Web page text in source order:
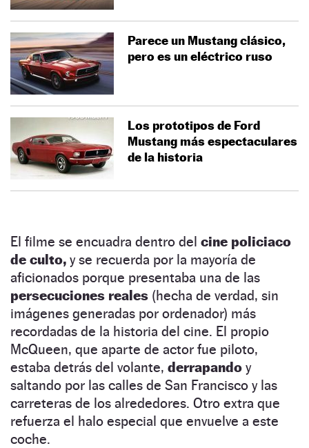
Parece un Mustang clásico,
pero es un eléctrico ruso
Los prototipos de Ford
Mustang más espectaculares
de la historia
El filme se encuadra dentro del cine policiaco
de culto, y se recuerda por la mayoría de
aficionados porque presentaba una de las
persecuciones reales (hecha de verdad, sin
imágenes generadas por ordenador) más
recordadas de la historia del cine. El propio
McQueen, que aparte de actor fue piloto,
estaba detrás del volante, derrapando y
saltando por las calles de San Francisco y las
carreteras de los alrededores. Otro extra que
refuerza el halo especial que envuelve a este
coche.